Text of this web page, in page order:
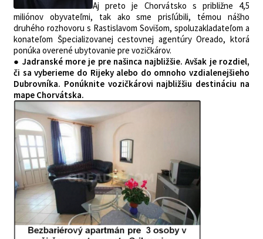
Aj preto je Chorvátsko s približne 4,5
miliónov obyvateľmi, tak ako sme prisľúbili, témou nášho
druhého rozhovoru s Rastislavom Sovišom, spoluzakladateľom a
konateľom Špecializovanej cestovnej agentúry Oreado, ktorá
ponúka overené ubytovanie pre vozičkárov.
● Jadranské more je pre našinca najbližšie. Avšak je rozdiel,
či sa vyberieme do Rijeky alebo do omnoho vzdialenejšieho
Dubrovníka. Ponúknite vozičkárovi najbližšiu destináciu na
mape Chorvátska.